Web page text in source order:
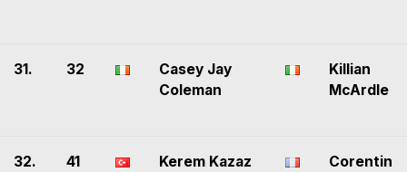
31. 32
Casey Jay
Coleman
Killian
McArdle
32. 41 Kerem Kazaz
Corentin